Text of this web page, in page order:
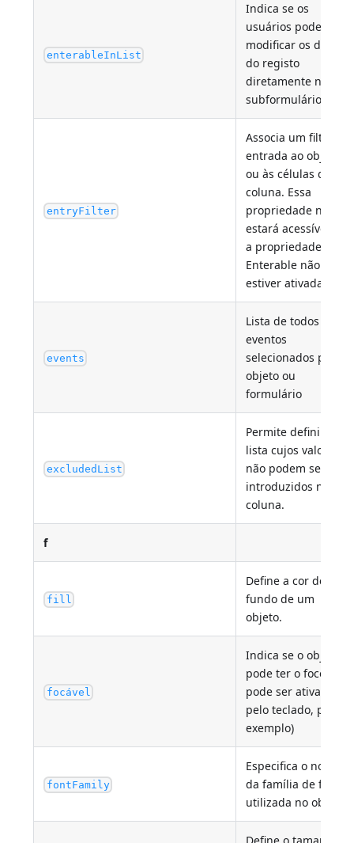
enterableInList
Indica se os
usuários podem
modificar os dados
do registo
diretamente no
subformulário lista.
entryFilter
Associa um filtro de
entrada ao objeto
ou às células da
coluna. Essa
propriedade não
estará acessível se
a propriedade
Enterable não
estiver ativada.
events
Lista de todos os
eventos
selecionados para o
objeto ou
formulário
excludedList
Permite definir uma
lista cujos valores
não podem ser
introduzidos na
coluna.
f
fill
Define a cor de
fundo de um
objeto.
focável
Indica se o objeto
pode ter o foco (e,
pode ser ativado
pelo teclado, por
exemplo)
fontFamily
Especifica o nome
da família de fontes
utilizada no objeto.